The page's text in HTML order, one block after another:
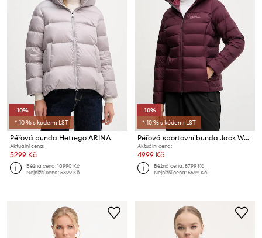
-10%
*-10 % s kódem: LST
Péřová bunda Hetrego ARINA
Aktuální cena:
5299 Kč
Běžná cena:10990 Kč
Nejnižší cena:5899 Kč
-10%
*-10 % s kódem: LST
Péřová sportovní bunda Jack Wolfskin Nebelhorn
Aktuální cena:
4999 Kč
Běžná cena:8799 Kč
Nejnižší cena:5599 Kč